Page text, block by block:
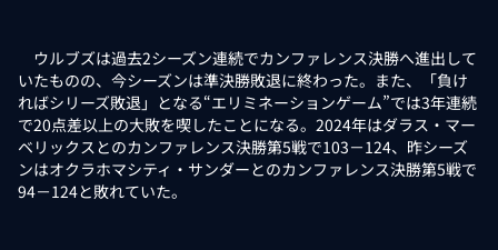
ウルブズは過去2シーズン連続でカンファレンス決勝へ進出して
いたものの、今シーズンは準決勝敗退に終わった。また、「負け
ればシリーズ敗退」となる“エリミネーションゲーム”では3年連続
で20点差以上の大敗を喫したことになる。2024年はダラス・マー
ベリックスとのカンファレンス決勝第5戦で103－124、昨シーズ
ンはオクラホマシティ・サンダーとのカンファレンス決勝第5戦で
94－124と敗れていた。